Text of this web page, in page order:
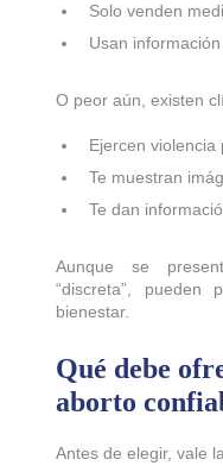
Solo venden
Usan
O peor aún, existen
Ejercen violencia
Te muestran
Te dan
Aunque se
“discreta”,
bienestar.
Qué debe
aborto
Antes de elegir, vale